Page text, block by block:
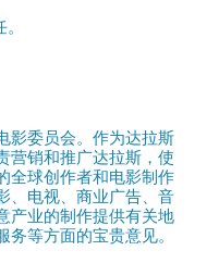
影委员会。作为达拉斯
营销和推广达拉斯，使
全球创作者和电影制作
、电视、商业广告、音
产业的制作提供有关地
等方面的宝贵意见。